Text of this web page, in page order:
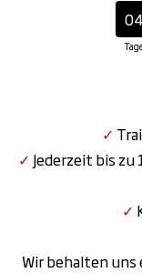
✓
✓ Jederzeit bis
✓
Wir behalten uns